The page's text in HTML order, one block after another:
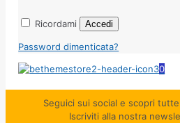
Ricordami Accedi
Password dimenticata?
0
Seguici sui social e scopri
Iscriviti alla nostra